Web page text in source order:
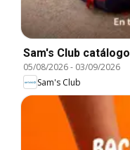
Sam's Club catálogo
05/08/2026- 03/09/2026
Sam's Club